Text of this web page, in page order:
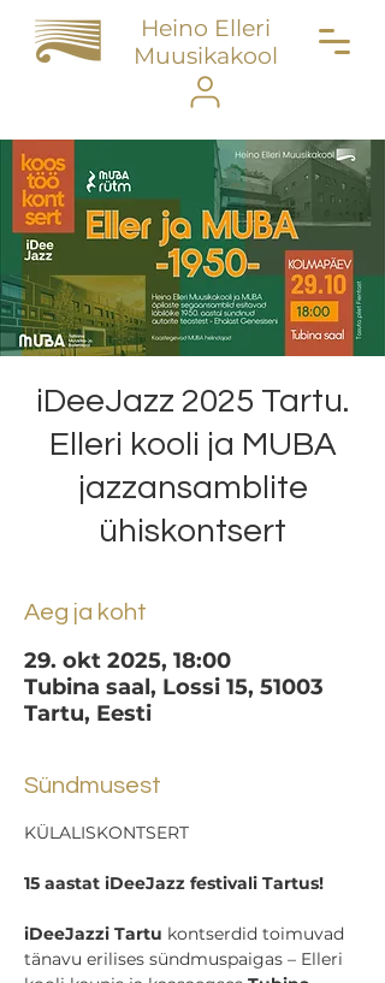
Heino Elleri
Muusikakool
iDeeJazz 2025 Tartu.
Elleri kooli ja MUBA
jazzansamblite
ühiskontsert
Aeg ja koht
29. okt 2025, 18:00
Tubina saal, Lossi 15, 51003
Tartu, Eesti
Sündmusest
KÜLALISKONTSERT
15 aastat iDeeJazz festivali Tartus!
iDeeJazzi Tartu kontserdid toimuvad
tänavu erilises sündmuspaigas – Elleri